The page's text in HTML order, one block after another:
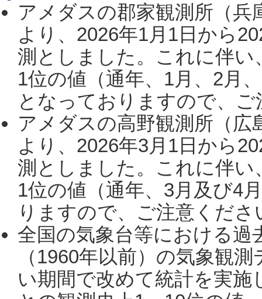
アメダスの郡家観測所（
より、2026年1月1日から
測としました。これに伴い
1位の値（通年、1月、2月
となっておりますので、
アメダスの高野観測所（
より、2026年3月1日から
測としました。これに伴い
1位の値（通年、3月及び4
りますので、ご注意くだ
全国の気象台等における過
（1960年以前）の気象観
い期間で改めて統計を実